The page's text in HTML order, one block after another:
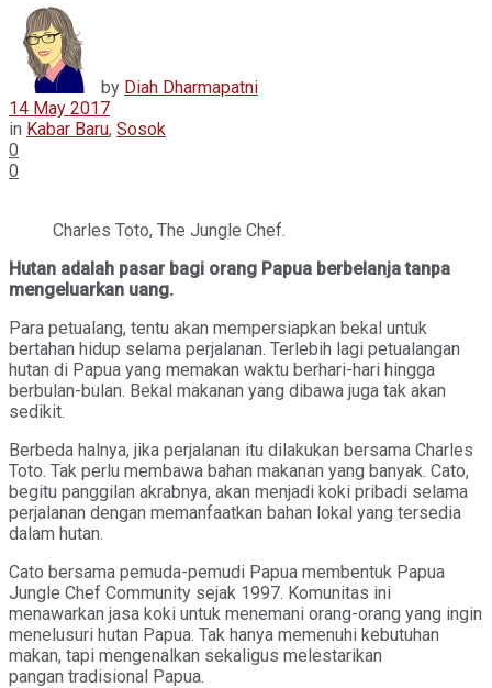
by Diah Dharmapatni
14 May 2017
in Kabar Baru, Sosok
0
0
Charles Toto, The Jungle Chef.
Hutan adalah pasar bagi orang Papua berbelanja tanpa
mengeluarkan uang.
Para petualang, tentu akan mempersiapkan bekal untuk
bertahan hidup selama perjalanan. Terlebih lagi petualangan
hutan di Papua yang memakan waktu berhari-hari hingga
berbulan-bulan. Bekal makanan yang dibawa juga tak akan
sedikit.
Berbeda halnya, jika perjalanan itu dilakukan bersama Charles
Toto. Tak perlu membawa bahan makanan yang banyak. Cato,
begitu panggilan akrabnya, akan menjadi koki pribadi selama
perjalanan dengan memanfaatkan bahan lokal yang tersedia
dalam hutan.
Cato bersama pemuda-pemudi Papua membentuk Papua
Jungle Chef Community sejak 1997. Komunitas ini
menawarkan jasa koki untuk menemani orang-orang yang ingin
menelusuri hutan Papua. Tak hanya memenuhi kebutuhan
makan, tapi mengenalkan sekaligus melestarikan
pangan tradisional Papua.